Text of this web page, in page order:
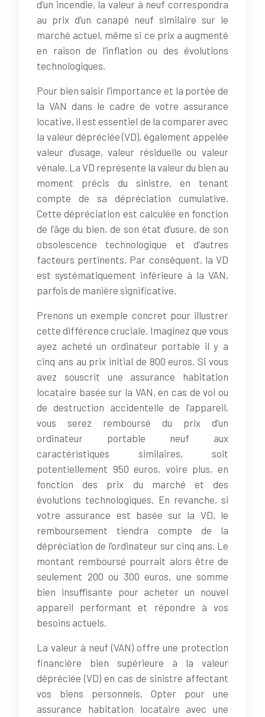
d’un incendie, la valeur à neuf correspondra
au prix d’un canapé neuf similaire sur le
marché actuel, même si ce prix a augmenté
en raison de l’inflation ou des évolutions
technologiques.
Pour bien saisir l’importance et la portée de
la VAN dans le cadre de votre assurance
locative, il est essentiel de la comparer avec
la valeur dépréciée (VD), également appelée
valeur d’usage, valeur résiduelle ou valeur
vénale. La VD représente la valeur du bien au
moment précis du sinistre, en tenant
compte de sa dépréciation cumulative.
Cette dépréciation est calculée en fonction
de l’âge du bien, de son état d’usure, de son
obsolescence technologique et d’autres
facteurs pertinents. Par conséquent, la VD
est systématiquement inférieure à la VAN,
parfois de manière significative.
Prenons un exemple concret pour illustrer
cette différence cruciale. Imaginez que vous
ayez acheté un ordinateur portable il y a
cinq ans au prix initial de 800 euros. Si vous
avez souscrit une assurance habitation
locataire basée sur la VAN, en cas de vol ou
de destruction accidentelle de l’appareil,
vous serez remboursé du prix d’un
ordinateur portable neuf aux
caractéristiques similaires, soit
potentiellement 950 euros, voire plus, en
fonction des prix du marché et des
évolutions technologiques. En revanche, si
votre assurance est basée sur la VD, le
remboursement tiendra compte de la
dépréciation de l’ordinateur sur cinq ans. Le
montant remboursé pourrait alors être de
seulement 200 ou 300 euros, une somme
bien insuffisante pour acheter un nouvel
appareil performant et répondre à vos
besoins actuels.
La valeur à neuf (VAN) offre une protection
financière bien supérieure à la valeur
dépréciée (VD) en cas de sinistre affectant
vos biens personnels. Opter pour une
assurance habitation locataire avec une